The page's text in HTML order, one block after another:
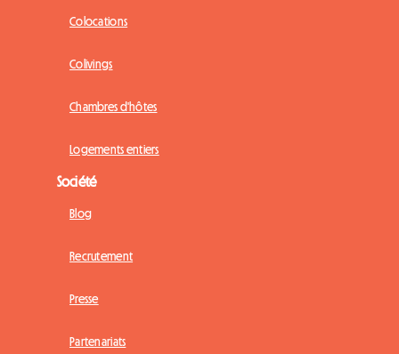
Colocations
Colivings
Chambres d'hôtes
Logements entiers
Société
Blog
Recrutement
Presse
Partenariats